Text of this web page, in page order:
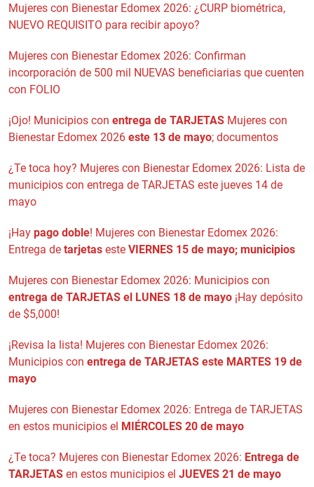
Mujeres con Bienestar Edomex 2026: ¿CURP biométrica,
NUEVO REQUISITO para recibir apoyo?
Mujeres con Bienestar Edomex 2026: Confirman
incorporación de 500 mil NUEVAS beneficiarias que cuenten
con FOLIO
¡Ojo! Municipios con entrega de TARJETAS Mujeres con
Bienestar Edomex 2026 este 13 de mayo; documentos
¿Te toca hoy? Mujeres con Bienestar Edomex 2026: Lista de
municipios con entrega de TARJETAS este jueves 14 de
mayo
¡Hay pago doble! Mujeres con Bienestar Edomex 2026:
Entrega de tarjetas este VIERNES 15 de mayo; municipios
Mujeres con Bienestar Edomex 2026: Municipios con
entrega de TARJETAS el LUNES 18 de mayo ¡Hay depósito
de $5,000!
¡Revisa la lista! Mujeres con Bienestar Edomex 2026:
Municipios con entrega de TARJETAS este MARTES 19 de
mayo
Mujeres con Bienestar Edomex 2026: Entrega de TARJETAS
en estos municipios el MIÉRCOLES 20 de mayo
¿Te toca? Mujeres con Bienestar Edomex 2026: Entrega de
TARJETAS en estos municipios el JUEVES 21 de mayo